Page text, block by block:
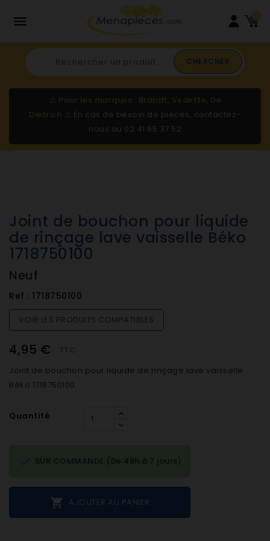
 0
CHERCHER
⚠️ Pour les marques : Brandt, Vedette, De
Dietrich ⚠️ En cas de besoin de pièces, contactez-
nous au 02 41 65 37 52
Joint de bouchon pour liquide
de rinçage lave vaisselle Béko
1718750100
Neuf
Ref : 1718750100
VOIR LES PRODUITS COMPATIBLES
4,95 €
Joint de bouchon pour liquide de rinçage lave vaisselle
Béko 1718750100
Quantité
 AJOUTER AU PANIER
SUR COMMANDE (De 48h à 7 jours)